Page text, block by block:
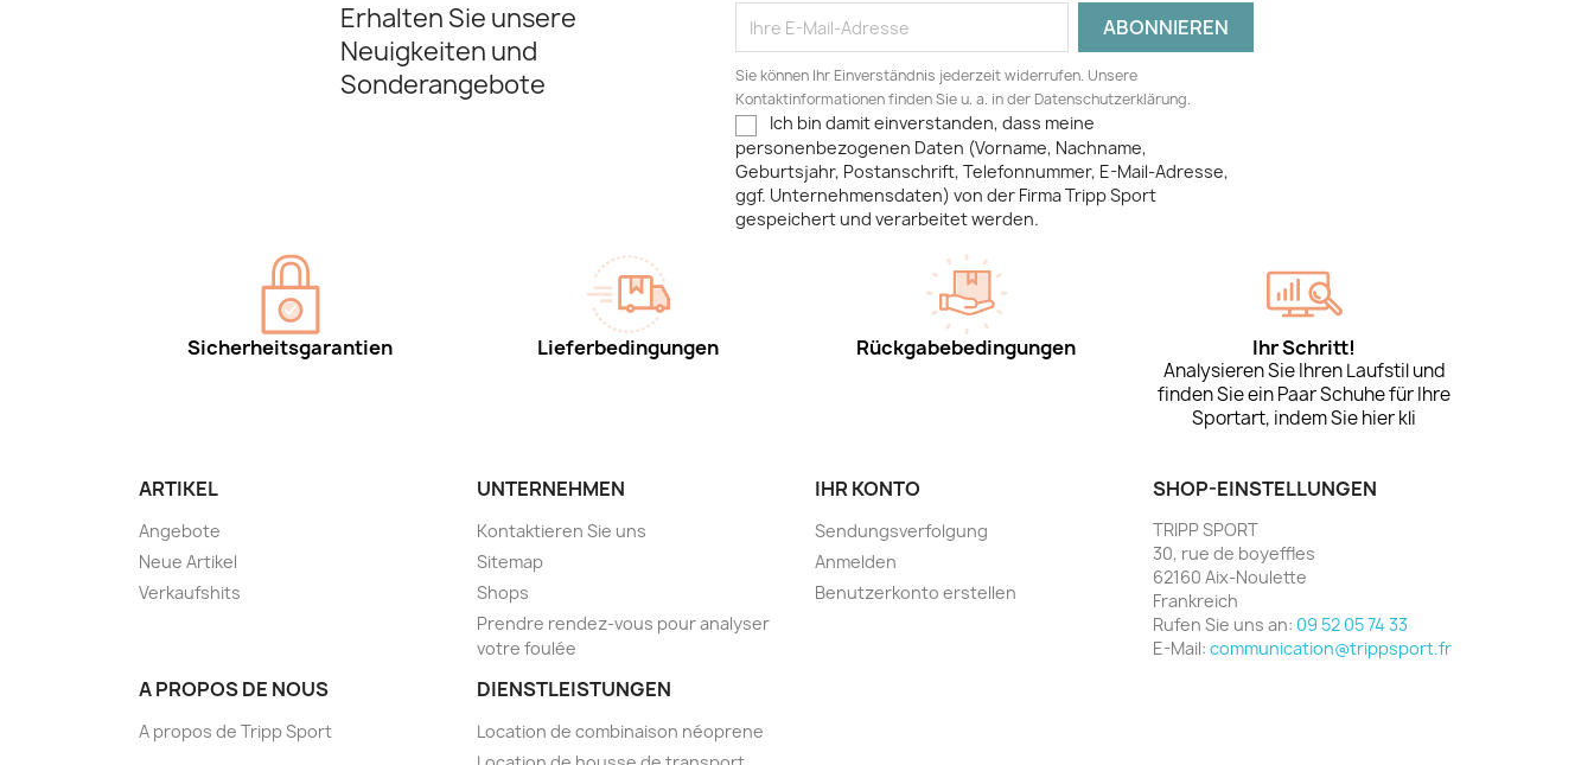
Erhalten Sie unsere
Neuigkeiten und
Sonderangebote
Sie können Ihr Einverständnis jederzeit widerrufen. Unsere
Kontaktinformationen finden Sie u. a. in der Datenschutzerklärung.
Ich bin damit einverstanden, dass meine
personenbezogenen Daten (Vorname, Nachname,
Geburtsjahr, Postanschrift, Telefonnummer, E-Mail-Adresse,
ggf. Unternehmensdaten) von der Firma Tripp Sport
gespeichert und verarbeitet werden.
Sicherheitsgarantien Lieferbedingungen Rückgabebedingungen Ihr Schritt!
Analysieren Sie Ihren Laufstil und
finden Sie ein Paar Schuhe für Ihre
Sportart, indem Sie hier kli
ARTIKEL
Angebote
Neue Artikel
Verkaufshits
UNTERNEHMEN
Kontaktieren Sie uns
Sitemap
Shops
Prendre rendez-vous pour analyser
votre foulée
A PROPOS DE NOUS
A propos de Tripp Sport
DIENSTLEISTUNGEN
Location de combinaison néoprene
IHR KONTO
Sendungsverfolgung
Anmelden
Benutzerkonto erstellen
SHOP-EINSTELLUNGEN
TRIPP SPORT
30, rue de boyeffles
62160 Aix-Noulette
Frankreich
Rufen Sie uns an: 09 52 05 74 33
E-Mail: communication@trippsport.fr